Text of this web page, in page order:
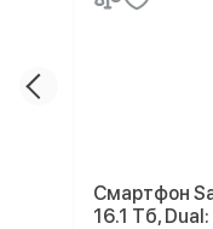
Смартфон
16.1 Тб,